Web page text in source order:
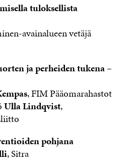
tuloksellista
avainalueen vetäjä
ja perheiden tukena –
, FIM Pääomarahastot
Ulla Lindqvist,
pohjana
, Sitra